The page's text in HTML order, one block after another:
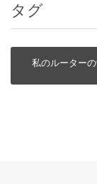
タグ
私のルーター